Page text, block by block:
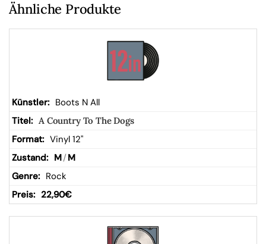
Ähnliche Produkte
Boots N All
A Country To The Dogs
Vinyl 12"
M/ M
Rock
22,90€